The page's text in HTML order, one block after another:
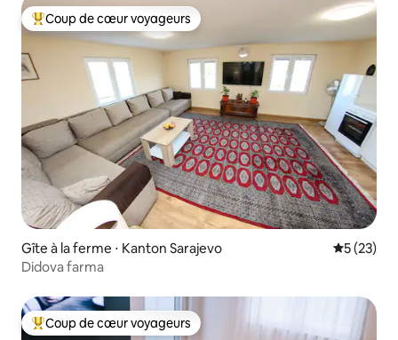
Coups de cœur voyageurs les plus appréciés
Coup de cœur voyageurs
Gîte à la ferme ⋅ Kanton Sarajevo
5 (23)
Didova farma
Coups de cœur voyageurs les plus appréciés
Coup de cœur voyageurs